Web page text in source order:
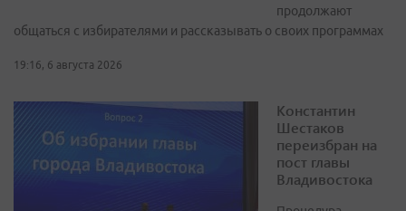
продолжают
общаться с избирателями и рассказывать о своих программах
19:16, 6 августа 2026
Константин
Шестаков
переизбран на
пост главы
Владивостока